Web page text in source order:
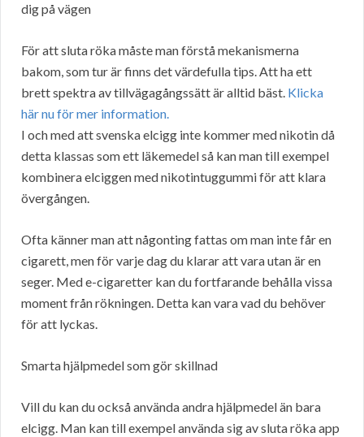
dig på vägen
För att sluta röka måste man förstå mekanismerna
bakom, som tur är finns det värdefulla tips. Att ha ett
brett spektra av tillvägagångssätt är alltid bäst. Klicka
här nu för mer information.
I och med att svenska elcigg inte kommer med nikotin då
detta klassas som ett läkemedel så kan man till exempel
kombinera elciggen med nikotintuggummi för att klara
övergången.
Ofta känner man att någonting fattas om man inte får en
cigarett, men för varje dag du klarar att vara utan är en
seger. Med e-cigaretter kan du fortfarande behålla vissa
moment från rökningen. Detta kan vara vad du behöver
för att lyckas.
Smarta hjälpmedel som gör skillnad
Vill du kan du också använda andra hjälpmedel än bara
elcigg. Man kan till exempel använda sig av sluta röka app